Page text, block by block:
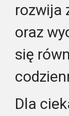
rozwija
oraz
się
Dla